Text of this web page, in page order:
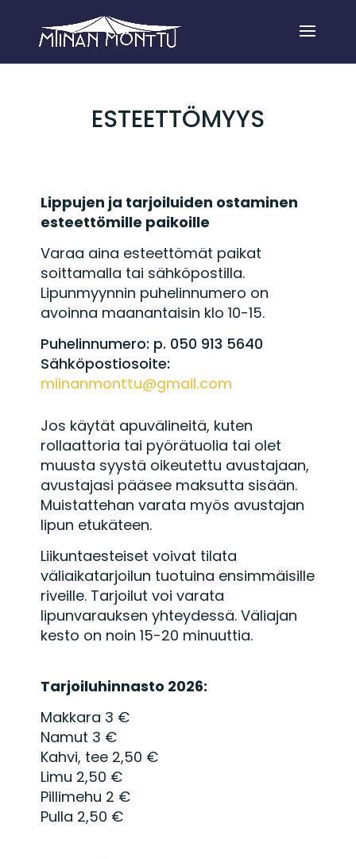
ESTEETTÖMYYS
Lippujen ja tarjoiluiden ostaminen
esteettömille paikoille
Varaa aina esteettömät paikat
soittamalla tai sähköpostilla.
Lipunmyynnin puhelinnumero on
avoinna maanantaisin klo 10-15.
Puhelinnumero: p. 050 913 5640
Sähköpostiosoite:
miinanmonttu@gmail.com
Jos käytät apuvälineitä, kuten
rollaattoria tai pyörätuolia tai olet
muusta syystä oikeutettu avustajaan,
avustajasi pääsee maksutta sisään.
Muistattehan varata myös avustajan
lipun etukäteen.
Liikuntaesteiset voivat tilata
väliaikatarjoilun tuotuina ensimmäisille
riveille. Tarjoilut voi varata
lipunvarauksen yhteydessä. Väliajan
kesto on noin 15-20 minuuttia.
Tarjoiluhinnasto 2026:
Makkara 3 €
Namut 3 €
Kahvi, tee 2,50 €
Limu 2,50 €
Pillimehu 2 €
Pulla 2,50 €